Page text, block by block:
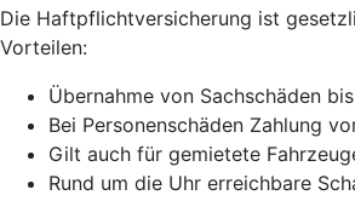
Die Haftpflichtversicherung ist
Vorteilen:
Übernahme von Sachschäden
Bei Personenschäden Zahlung
Gilt auch für gemietete
Rund um die Uhr erreichbare